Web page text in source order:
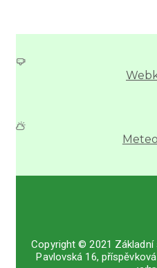
Copyright © 2021
Pavlovská 16,